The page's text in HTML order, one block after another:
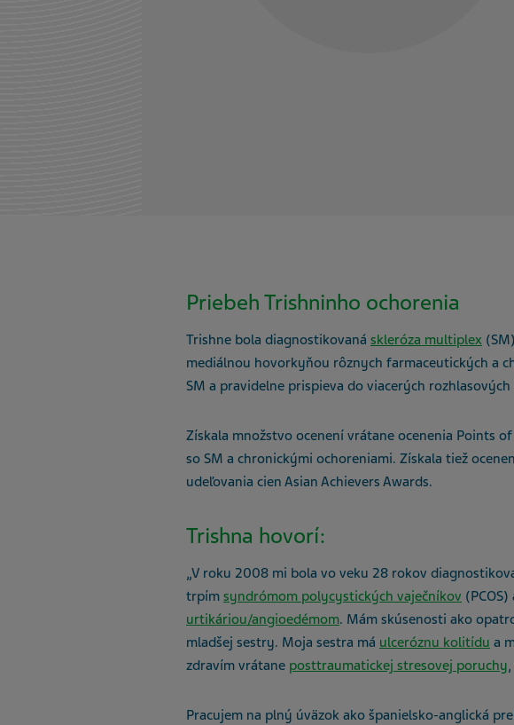
Priebeh Trishninho ochorenia
Trishne bola diagnostikovaná skleróza multiplex
mediálnou hovorkyňou rôznych farmaceutických a
SM a pravidelne prispieva do viacerých rozhlasových
Získala množstvo ocenení vrátane ocenenia Points
so SM a chronickými ochoreniami. Získala tiež
udeľovania cien Asian Achievers Awards.
Trishna hovorí:
„V roku 2008 mi bola vo veku 28 rokov
trpím syndrómom polycystických vaječníkov
urtikáriou/angioedémom. Mám skúsenosti ako
mladšej sestry. Moja sestra má ulceróznu kolitídu a
zdravím vrátane posttraumatickej stresovej poruchy
Pracujem na plný úväzok ako španielsko-anglická